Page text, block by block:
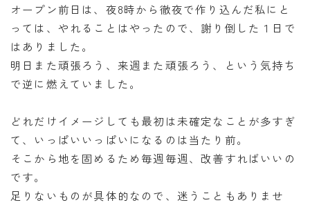
オープン前日は、夜8時から徹夜で作り込んだ私にと
っては、やれることはやったので、謝り倒した１日で
はありました。
明日また頑張ろう、来週また頑張ろう、という気持ち
で逆に燃えていました。
どれだけイメージしても最初は未確定なことが多すぎ
て、いっぱいいっぱいになるのは当たり前。
そこから地を固めるため毎週毎週、改善すればいいの
です。
足りないものが具体的なので、迷うこともありませ